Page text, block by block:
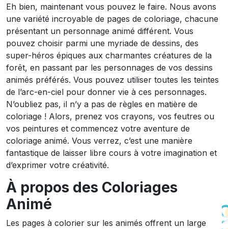
Eh bien, maintenant vous pouvez le faire. Nous avons
une variété incroyable de pages de coloriage, chacune
présentant un personnage animé différent. Vous
pouvez choisir parmi une myriade de dessins, des
super-héros épiques aux charmantes créatures de la
forêt, en passant par les personnages de vos dessins
animés préférés. Vous pouvez utiliser toutes les teintes
de l’arc-en-ciel pour donner vie à ces personnages.
N’oubliez pas, il n’y a pas de règles en matière de
coloriage ! Alors, prenez vos crayons, vos feutres ou
vos peintures et commencez votre aventure de
coloriage animé. Vous verrez, c’est une manière
fantastique de laisser libre cours à votre imagination et
d’exprimer votre créativité.
À propos des Coloriages
Animé
Les pages à colorier sur les animés offrent un large